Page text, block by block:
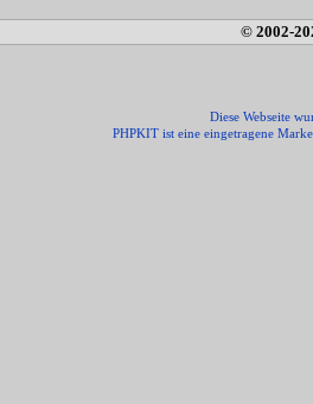
© 2002-
Diese Webseite
PHPKIT ist eine eingetragene